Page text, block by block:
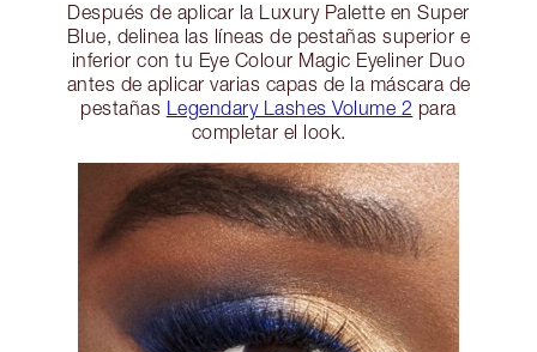
Después de aplicar la Luxury Palette en Super
Blue, delinea las líneas de pestañas superior e
inferior con tu Eye Colour Magic Eyeliner Duo
antes de aplicar varias capas de la máscara de
pestañas Legendary Lashes Volume 2 para
completar el look.